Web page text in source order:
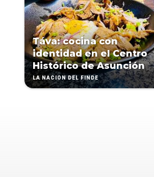
Táva: cocina con
identidad en el Centro
Histórico de Asunción
LA NACIÓN DEL FINDE